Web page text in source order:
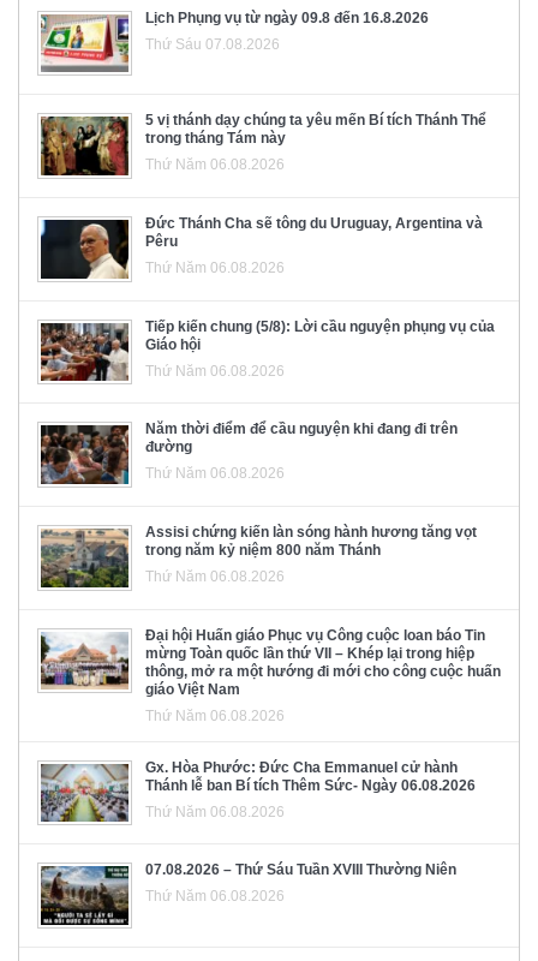
Lịch Phụng vụ từ ngày 09.8 đến 16.8.2026
Thứ Sáu 07.08.2026
5 vị thánh dạy chúng ta yêu mến Bí tích Thánh Thể
trong tháng Tám này
Thứ Năm 06.08.2026
Đức Thánh Cha sẽ tông du Uruguay, Argentina và
Pêru
Thứ Năm 06.08.2026
Tiếp kiến chung (5/8): Lời cầu nguyện phụng vụ của
Giáo hội
Thứ Năm 06.08.2026
Năm thời điểm để cầu nguyện khi đang đi trên
đường
Thứ Năm 06.08.2026
Assisi chứng kiến làn sóng hành hương tăng vọt
trong năm kỷ niệm 800 năm Thánh
Thứ Năm 06.08.2026
Đại hội Huấn giáo Phục vụ Công cuộc loan báo Tin
mừng Toàn quốc lần thứ VII – Khép lại trong hiệp
thông, mở ra một hướng đi mới cho công cuộc huấn
giáo Việt Nam
Thứ Năm 06.08.2026
Gx. Hòa Phước: Đức Cha Emmanuel cử hành
Thánh lễ ban Bí tích Thêm Sức- Ngày 06.08.2026
Thứ Năm 06.08.2026
07.08.2026 – Thứ Sáu Tuần XVIII Thường Niên
Thứ Năm 06.08.2026